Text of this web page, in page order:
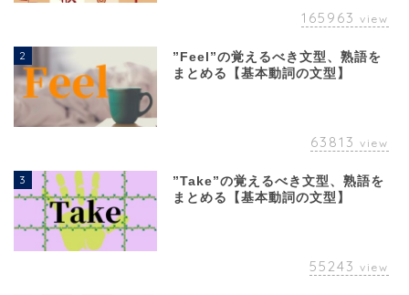
165963 view
2
”Feel”の覚えるべき文型、熟語を
まとめる【基本動詞の文型】
63813 view
3
”Take”の覚えるべき文型、熟語を
まとめる【基本動詞の文型】
55243 view